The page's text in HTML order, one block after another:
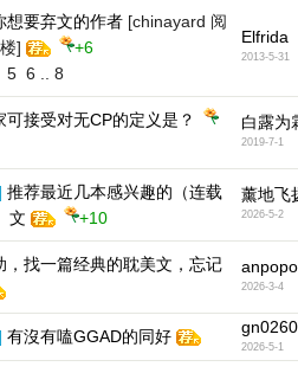
想要弃文的作者 [chinayard 阅
]
+6
5 6 8
Elfrida
2013-5-31
可接受对无CP的定义是？
白露为
2019-7-1
推荐最近几本感兴趣的（连载
文
+10
薰地飞
2026-5-2
，找一篇经典的耽美文，忘记
anpopo
2026-3-4
有沒有嗑GGAD的同好 gn0260
2026-5-1